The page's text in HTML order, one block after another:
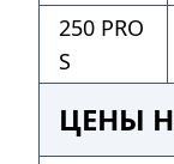
250 PRO
S
ЦЕНЫ